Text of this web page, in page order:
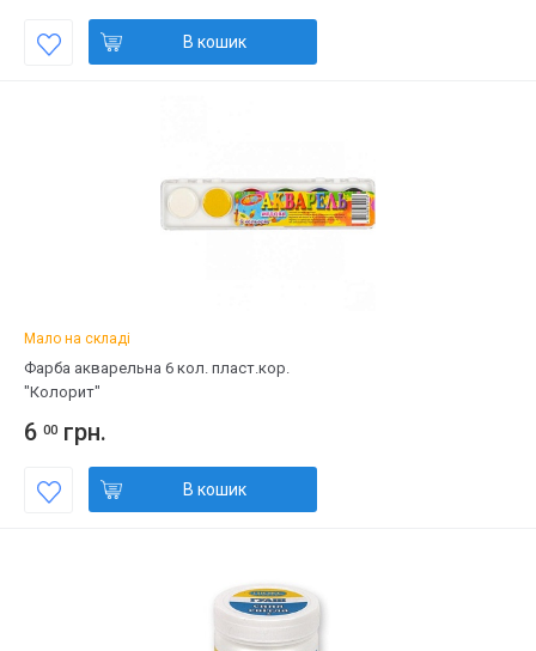
В кошик
Мало на складі
Фарба акварельна 6 кол. пласт.кор.
"Колорит"
6 00 грн.
В кошик